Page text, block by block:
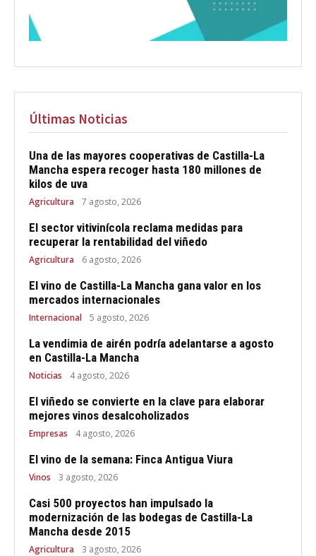
Últimas Noticias
Una de las mayores cooperativas de Castilla-La
Mancha espera recoger hasta 180 millones de
kilos de uva
Agricultura 7 agosto, 2026
El sector vitivinícola reclama medidas para
recuperar la rentabilidad del viñedo
Agricultura 6 agosto, 2026
El vino de Castilla-La Mancha gana valor en los
mercados internacionales
Internacional 5 agosto, 2026
La vendimia de airén podría adelantarse a agosto
en Castilla-La Mancha
Noticias 4 agosto, 2026
El viñedo se convierte en la clave para elaborar
mejores vinos desalcoholizados
Empresas 4 agosto, 2026
El vino de la semana: Finca Antigua Viura
Vinos 3 agosto, 2026
Casi 500 proyectos han impulsado la
modernización de las bodegas de Castilla-La
Mancha desde 2015
Agricultura 3 agosto, 2026